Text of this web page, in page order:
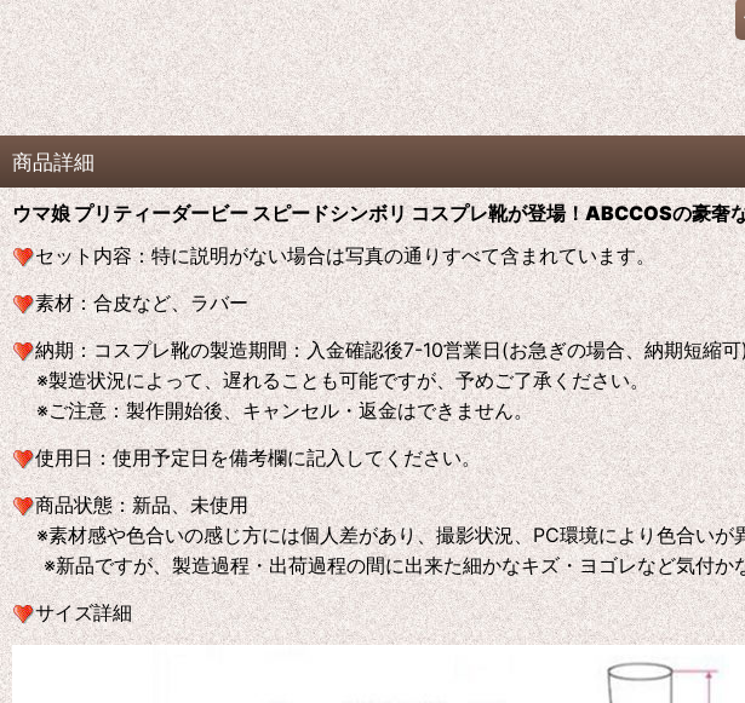
商品詳細
ウマ娘 プリティーダービー スピードシンボリ コスプレ靴が登場！ABCCOSの豪奢
セット内容：特に説明がない場合は写真の通りすべて含まれています。
素材：合皮など、ラバー
納期：コスプレ靴の製造期間：入金確認後7-10営業日(お急ぎの場合、納期短縮
※製造状況によって、遅れることも可能ですが、予めご了承ください。
※ご注意：製作開始後、キャンセル・返金はできません。
使用日：使用予定日を備考欄に記入してください。
商品状態：新品、未使用
※素材感や色合いの感じ方には個人差があり、撮影状況、PC環境により色合いが
※新品ですが、製造過程・出荷過程の間に出来た細かなキズ・ヨゴレなど気付か
サイズ詳細